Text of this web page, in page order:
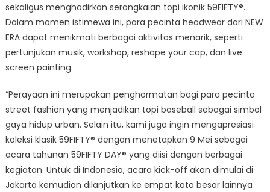
sekaligus menghadirkan serangkaian topi ikonik 59FIFTY®.
Dalam momen istimewa ini, para pecinta headwear dari NEW
ERA dapat menikmati berbagai aktivitas menarik, seperti
pertunjukan musik, workshop, reshape your cap, dan live
screen painting.
“Perayaan ini merupakan penghormatan bagi para pecinta
street fashion yang menjadikan topi baseball sebagai simbol
gaya hidup urban. Selain itu, kami juga ingin mengapresiasi
koleksi klasik 59FIFTY® dengan menetapkan 9 Mei sebagai
acara tahunan 59FIFTY DAY® yang diisi dengan berbagai
kegiatan. Untuk di Indonesia, acara kick-off akan dimulai di
Jakarta kemudian dilanjutkan ke empat kota besar lainnya